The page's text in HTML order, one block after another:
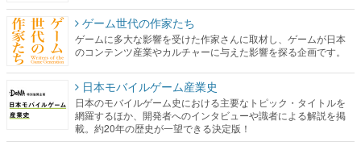
ゲーム世代の作家たち
ゲームに多大な影響を受けた作家さんに取材し、ゲームが日本
のコンテンツ産業やカルチャーに与えた影響を探る企画です。
日本モバイルゲーム産業史
日本のモバイルゲーム史における主要なトピック・タイトルを
網羅するほか、開発者へのインタビューや識者による解説を掲
載。約20年の歴史が一望できる決定版！